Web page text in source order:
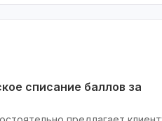
списание баллов за